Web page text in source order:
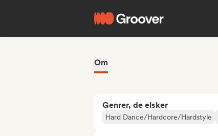
Om
Genrer, de elsker
Hard Dance/Hardcore/Hardstyle